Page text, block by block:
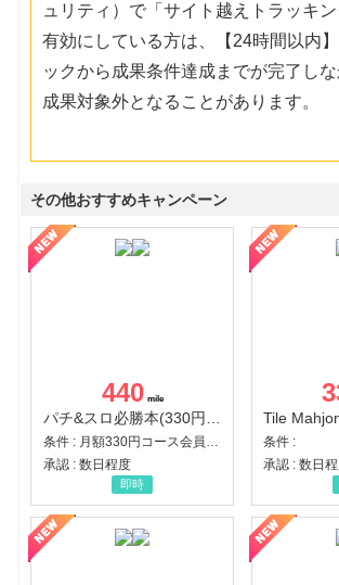
ュリティ）で「サイト越えトラッキ
有効にしている方は、【24時間以内
ックから成果条件達成までが完了しな
成果対象外となることがあります。
その他おすすめキャンペーン
440
パチ&スロ必勝本(330円コース)
条件 : 月額330円コース会員登録完了
承認 : 数日程度
即時
Tile
条件 :
承認 : 数日